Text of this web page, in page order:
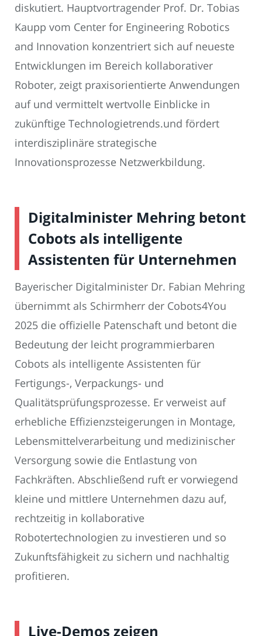
diskutiert. Hauptvortragender Prof. Dr. Tobias
Kaupp vom Center for Engineering Robotics
and Innovation konzentriert sich auf neueste
Entwicklungen im Bereich kollaborativer
Roboter, zeigt praxisorientierte Anwendungen
auf und vermittelt wertvolle Einblicke in
zukünftige Technologietrends.und fördert
interdisziplinäre strategische
Innovationsprozesse Netzwerkbildung.
Digitalminister Mehring betont
Cobots als intelligente
Assistenten für Unternehmen
Bayerischer Digitalminister Dr. Fabian Mehring
übernimmt als Schirmherr der Cobots4You
2025 die offizielle Patenschaft und betont die
Bedeutung der leicht programmierbaren
Cobots als intelligente Assistenten für
Fertigungs-, Verpackungs- und
Qualitätsprüfungsprozesse. Er verweist auf
erhebliche Effizienzsteigerungen in Montage,
Lebensmittelverarbeitung und medizinischer
Versorgung sowie die Entlastung von
Fachkräften. Abschließend ruft er vorwiegend
kleine und mittlere Unternehmen dazu auf,
rechtzeitig in kollaborative
Robotertechnologien zu investieren und so
Zukunftsfähigkeit zu sichern und nachhaltig
profitieren.
Live-Demos zeigen